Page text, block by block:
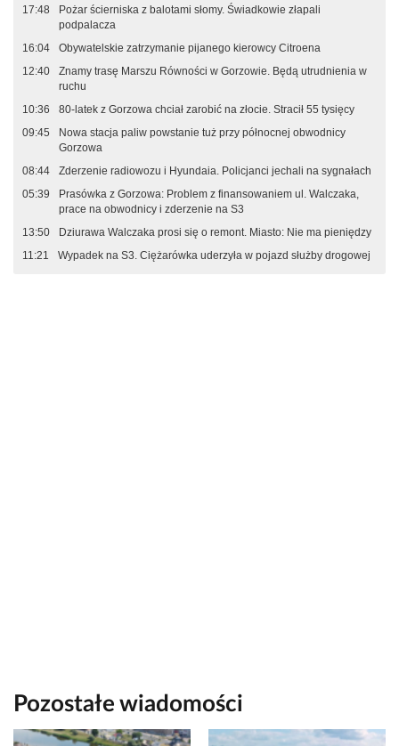
17:48
Pożar ścierniska z balotami słomy. Świadkowie złapali
podpalacza
16:04
Obywatelskie zatrzymanie pijanego kierowcy Citroena
12:40
Znamy trasę Marszu Równości w Gorzowie. Będą utrudnienia w
ruchu
10:36
80-latek z Gorzowa chciał zarobić na złocie. Stracił 55 tysięcy
09:45
Nowa stacja paliw powstanie tuż przy północnej obwodnicy
Gorzowa
08:44
Zderzenie radiowozu i Hyundaia. Policjanci jechali na sygnałach
05:39
Prasówka z Gorzowa: Problem z finansowaniem ul. Walczaka,
prace na obwodnicy i zderzenie na S3
13:50
Dziurawa Walczaka prosi się o remont. Miasto: Nie ma pieniędzy
11:21
Wypadek na S3. Ciężarówka uderzyła w pojazd służby drogowej
Pozostałe wiadomości